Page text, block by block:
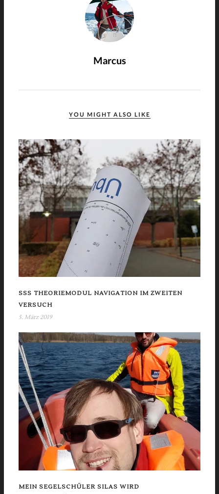
Marcus
YOU MIGHT ALSO LIKE
SSS THEORIEMODUL NAVIGATION IM ZWEITEN
VERSUCH
5. März 2019
MEIN SEGELSCHÜLER SILAS WIRD